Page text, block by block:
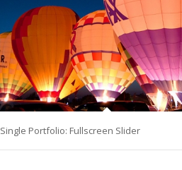
Single Portfolio: Fullscreen Slider